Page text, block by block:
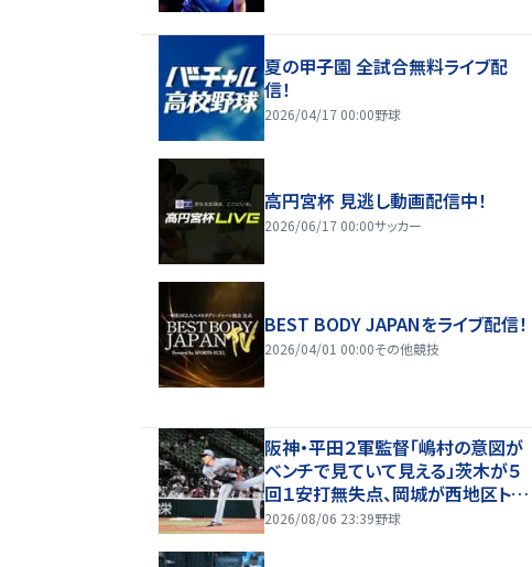
夏の甲子園 全試合無料ライブ配
信！
2026/04/17 00:00野球
高円宮杯 見逃し動画配信中！
2026/06/17 00:00サッカー
BEST BODY JAPANをライブ配信！
2026/04/01 00:00その他競技
阪神・平田２軍監督「嶋村の意図が
ベンチで見ていて見える」茨木が５
回１安打無失点、岡城が西地区トッ
プタイ１７盗塁
2026/08/06 23:39野球